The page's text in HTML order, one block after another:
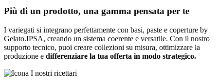
Più di un prodotto, una gamma pensata per te
I variegati si integrano perfettamente con basi, paste e coperture by
Gelato.IPSA, creando un sistema coerente e versatile. Con il nostro
supporto tecnico, puoi creare collezioni su misura, ottimizzare la
produzione e differenziare la tua offerta in modo strategico.